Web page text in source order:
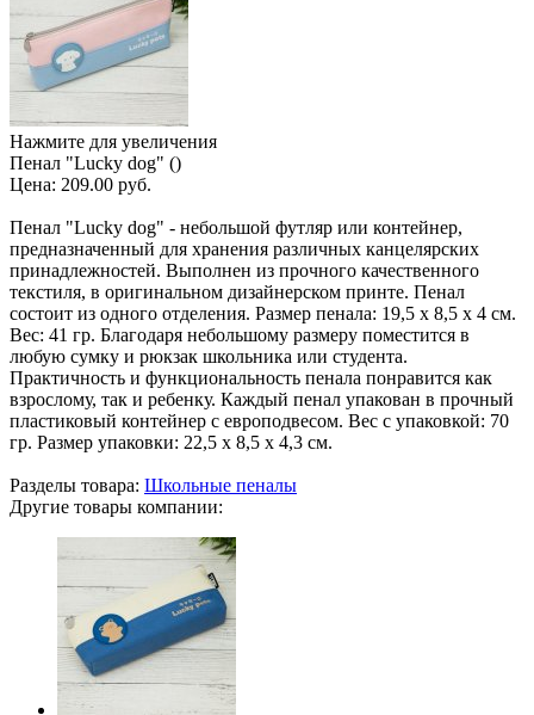
Нажмите для увеличения
Пенал "Lucky dog" ()
Цена: 209.00 руб.
Пенал "Lucky dog" - небольшой футляр или контейнер,
предназначенный для хранения различных канцелярских
принадлежностей. Выполнен из прочного качественного
текстиля, в оригинальном дизайнерском принте. Пенал
состоит из одного отделения. Размер пенала: 19,5 х 8,5 х 4 см.
Вес: 41 гр. Благодаря небольшому размеру поместится в
любую сумку и рюкзак школьника или студента.
Практичность и функциональность пенала понравится как
взрослому, так и ребенку. Каждый пенал упакован в прочный
пластиковый контейнер с европодвесом. Вес с упаковкой: 70
гр. Размер упаковки: 22,5 х 8,5 х 4,3 см.
Разделы товара: Школьные пеналы
Другие товары компании: